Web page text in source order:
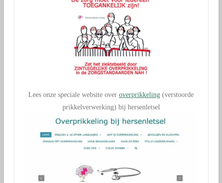
Lees onze speciale website over overprikkeling (verstoorde
prikkelverwerking) bij hersenletsel